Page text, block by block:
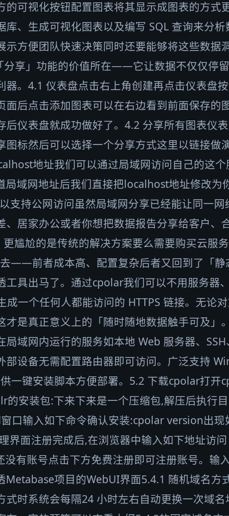
的可视化按钮配置图表将其显示成图表的方式
库、生成可视化图表以及编写 SQL 查询来分
示方便团队快速决策同时还要能够将这些数据
分享」功能的价值所在——它让数据不仅仅停
器。4.1 仪表盘点击右上角创建再点击仪表盘
面后点击添加图表可以在右边看到前面保存的
后仪表盘就成功做好了。4.2 分享所有图表仪
图标然后可以选择一个分享方式这里以链接做
地址我们可以通过局域网访问自己的这
局域网地址后我们直接把localhost地址修改为
支持公网访问虽然局域网分享已经能让同一
、居家办公或者你想把数据报告分享给客户、
尴尬的是传统的解决方案要么需要购买云服
——前者成本高、配置复杂后者又回到了「静
工具出马了。通过cpolar我们可以不用服务器
成一个任何人都能访问的 HTTPS 链接。无论
是真正意义上的「随时随地数据触手可及」
域网内运行的服务如本地 Web 服务器、
部设备无需配置路由器即可访问。广泛支持
一键安装脚本方便部署。5.2 下载cpolar打开
安装包:下来下来是一个压缩包,解压后执行
口输入如下命令确认安装:cpolar version出
界面注册完成后,在浏览器中输入如下地址访
有账号点击下方免费注册即可注册账号。输
Metabase项目的WebUI界面5.4.1 随机域名方
式时系统会每隔24 小时左右自动更换一次域